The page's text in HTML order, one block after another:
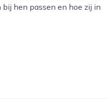
hen passen en hoe zij in